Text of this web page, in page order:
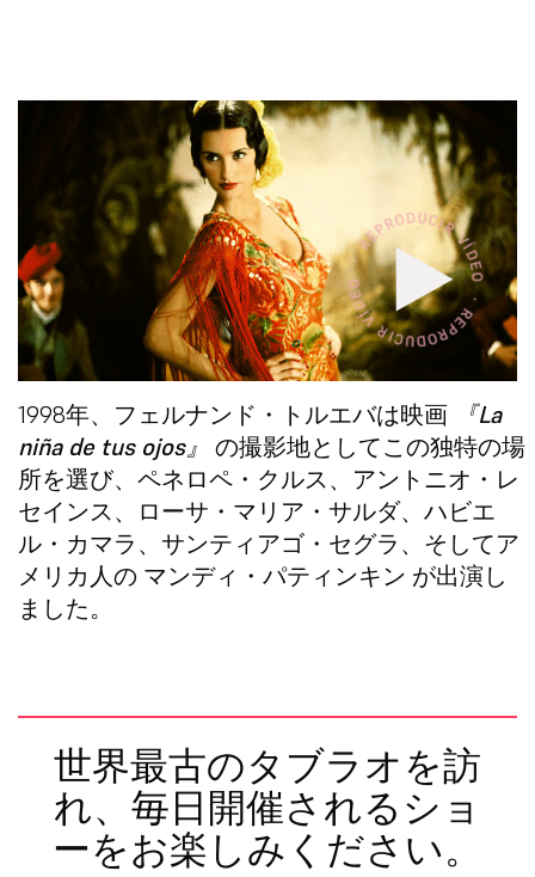
1998年、フェルナンド・トルエバは映画
『La
niña de tus ojos』 の撮影地としてこの独特の場
所を選び、 ペネロペ・クルス、 アントニオ・レ
セインス、 ローサ・マリア・サルダ、 ハビエ
ル・カマラ、 サンティアゴ・セグラ、そしてア
メリカ人の マンディ・パティンキン が出演し
ました。
世界最古のタブラオを訪
れ、毎日開催されるショ
ーをお楽しみください。